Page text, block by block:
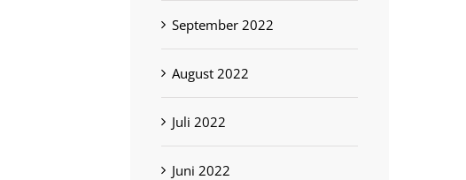
September 2022
August 2022
Juli 2022
Juni 2022